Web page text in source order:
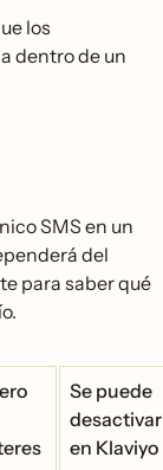
los
dentro de un
SMS en un
del
para saber qué
Se puede
desactivar
en Klaviyo